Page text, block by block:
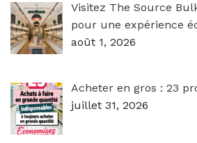
Visitez The Source
pour une expérience
août 1, 2026
Acheter en gros : 23
juillet 31, 2026